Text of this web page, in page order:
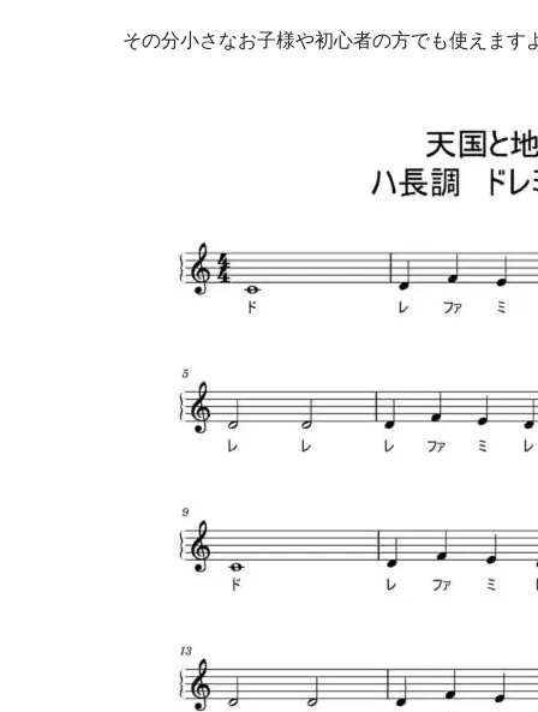
その分小さなお子様や初心者の方でも使えます